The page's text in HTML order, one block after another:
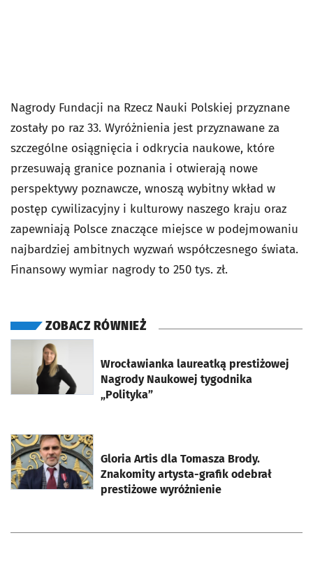
Nagrody Fundacji na Rzecz Nauki Polskiej przyznane
zostały po raz 33. Wyróżnienia jest przyznawane za
szczególne osiągnięcia i odkrycia naukowe, które
przesuwają granice poznania i otwierają nowe
perspektywy poznawcze, wnoszą wybitny wkład w
postęp cywilizacyjny i kulturowy naszego kraju oraz
zapewniają Polsce znaczące miejsce w podejmowaniu
najbardziej ambitnych wyzwań współczesnego świata.
Finansowy wymiar nagrody to 250 tys. zł.
ZOBACZ RÓWNIEŻ
Wrocławianka laureatką prestiżowej
Nagrody Naukowej tygodnika
„Polityka”
otworzy się w nowej karcie
Gloria Artis dla Tomasza Brody.
Znakomity artysta-grafik odebrał
prestiżowe wyróżnienie
otworzy się w nowej karcie